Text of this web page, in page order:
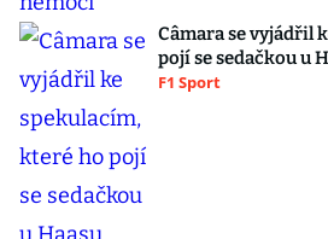
Câmara se vyjádřil
pojí se sedačkou u
F1 Sport